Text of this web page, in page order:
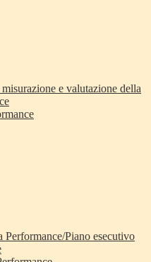
e valutazione della
Performance/Piano esecutivo